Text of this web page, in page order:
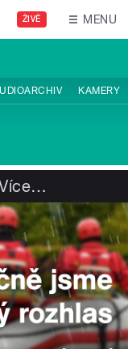
ŽIVĚ MENU
KAMERY
…